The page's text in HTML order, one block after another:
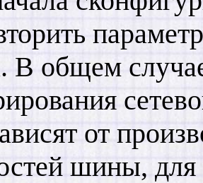
В общем
от
шины, для